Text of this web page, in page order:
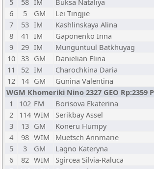
5
58 IM Buksa Nataliya
6
5 GM Lei Tingjie
7
53 IM Kashlinskaya Alina
8
41 IM Gaponenko Inna
9
29 IM Munguntuul Batkhuyag
10 33 GM Danielian Elina
11
52 IM Charochkina Daria
12
14 GM Gunina Valentina
WGM Khomeriki Nino 2327 GEO Rp:2359
1
102 FM Borisova Ekaterina
2
114 WIM Serikbay Assel
3
13 GM Koneru Humpy
4
98 WIM Muetsch Annmarie
5
3 GM Lagno Kateryna
6
82 WIM Sgircea Silvia-Raluca